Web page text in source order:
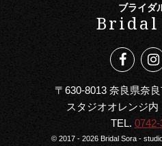
ブライダ
Bridal
〒630-8013 奈良県奈
スタジオオレンジ
TEL.
© 2017 - 2026 Bridal Sora -